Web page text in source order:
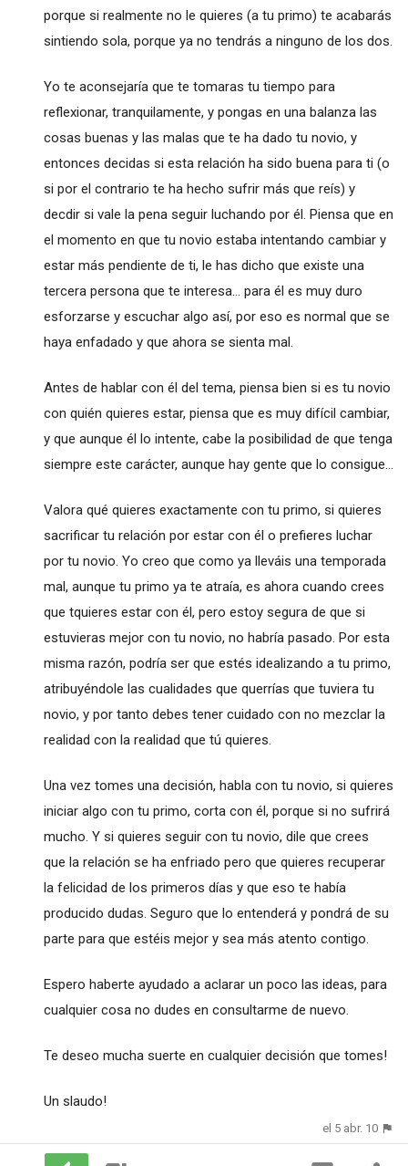
porque si realmente no le quieres (a tu primo) te acabarás
sintiendo sola, porque ya no tendrás a ninguno de los dos.
Yo te aconsejaría que te tomaras tu tiempo para
reflexionar, tranquilamente, y pongas en una balanza las
cosas buenas y las malas que te ha dado tu novio, y
entonces decidas si esta relación ha sido buena para ti (o
si por el contrario te ha hecho sufrir más que reís) y
decdir si vale la pena seguir luchando por él. Piensa que en
el momento en que tu novio estaba intentando cambiar y
estar más pendiente de ti, le has dicho que existe una
tercera persona que te interesa... para él es muy duro
esforzarse y escuchar algo así, por eso es normal que se
haya enfadado y que ahora se sienta mal.
Antes de hablar con él del tema, piensa bien si es tu novio
con quién quieres estar, piensa que es muy difícil cambiar,
y que aunque él lo intente, cabe la posibilidad de que tenga
siempre este carácter, aunque hay gente que lo consigue...
Valora qué quieres exactamente con tu primo, si quieres
sacrificar tu relación por estar con él o prefieres luchar
por tu novio. Yo creo que como ya lleváis una temporada
mal, aunque tu primo ya te atraía, es ahora cuando crees
que tquieres estar con él, pero estoy segura de que si
estuvieras mejor con tu novio, no habría pasado. Por esta
misma razón, podría ser que estés idealizando a tu primo,
atribuyéndole las cualidades que querrías que tuviera tu
novio, y por tanto debes tener cuidado con no mezclar la
realidad con la realidad que tú quieres.
Una vez tomes una decisión, habla con tu novio, si quieres
iniciar algo con tu primo, corta con él, porque si no sufrirá
mucho. Y si quieres seguir con tu novio, dile que crees
que la relación se ha enfriado pero que quieres recuperar
la felicidad de los primeros días y que eso te había
producido dudas. Seguro que lo entenderá y pondrá de su
parte para que estéis mejor y sea más atento contigo.
Espero haberte ayudado a aclarar un poco las ideas, para
cualquier cosa no dudes en consultarme de nuevo.
Te deseo mucha suerte en cualquier decisión que tomes!
Un slaudo!
el 5 abr. 10